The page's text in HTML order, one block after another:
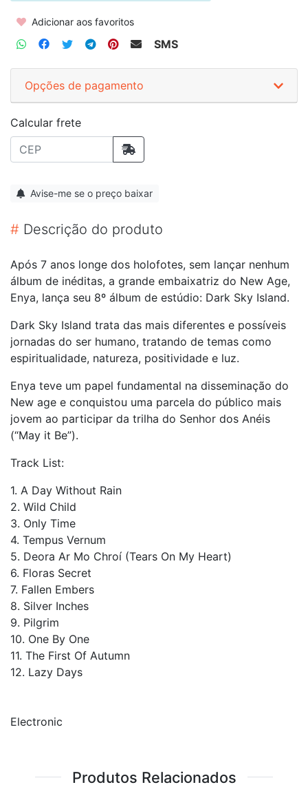
Adicionar aos favoritos
SMS
Opções de pagamento
Calcular frete
Avise-me se o preço baixar
# Descrição do produto
Após 7 anos longe dos holofotes, sem lançar nenhum
álbum de inéditas, a grande embaixatriz do New Age,
Enya, lança seu 8º álbum de estúdio: Dark Sky Island.
Dark Sky Island trata das mais diferentes e possíveis
jornadas do ser humano, tratando de temas como
espiritualidade, natureza, positividade e luz.
Enya teve um papel fundamental na disseminação do
New age e conquistou uma parcela do público mais
jovem ao participar da trilha do Senhor dos Anéis
(“May it Be”).
Track List:
1. A Day Without Rain
2. Wild Child
3. Only Time
4. Tempus Vernum
5. Deora Ar Mo Chroí (Tears On My Heart)
6. Floras Secret
7. Fallen Embers
8. Silver Inches
9. Pilgrim
10. One By One
11. The First Of Autumn
12. Lazy Days
Electronic
Produtos Relacionados